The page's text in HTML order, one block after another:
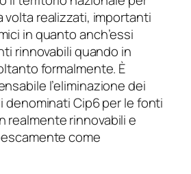
volta realizzati, importanti
in quanto anch’essi
rinnovabili quando in
formalmente. È
l’eliminazione dei
Cip6 per le fonti
realmente rinnovabili e
come